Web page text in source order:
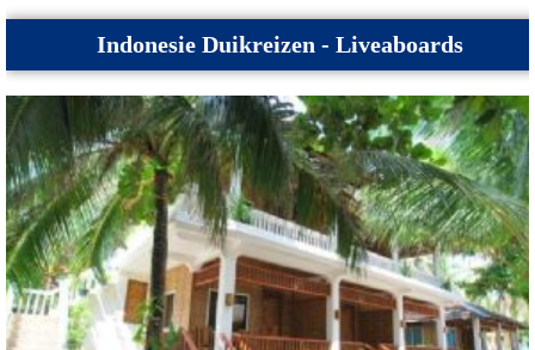
met luxe accommodaties en spa-behandelingen na een dag vol
Duikcursussen voor Beginners
Voor diegenen die de onderwaterwereld willen verkennen maar nog
geen ervaring hebben, bieden duikscholen in heel Indonesië een
uitgebreid scala aan cursussen, variërend van introductieduiken tot
volledige duikcertificeringen. Met ervaren instructeurs en veilige
trainingsfaciliteiten is er geen betere plek om je duikavontuur te
beginnen dan in de wateren van Indonesië.
Conclusie
Of je nu op zoek bent naar spannende duikavonturen, prachtige
onderwaterlandschappen of gewoon wilt ontspannen op witte
zandstranden, Indonesië heeft het allemaal. Met zijn overvloedige
marineleven, diverse duikstekken en gastvrije bevolking is het geen
Indonesie Duikreizen - Liveaboards